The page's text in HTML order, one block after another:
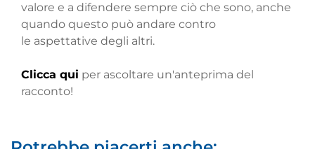
valore e a difendere sempre ciò che sono, anche
quando questo può andare contro
le aspettative degli altri.
Clicca qui per ascoltare un'anteprima del
racconto!